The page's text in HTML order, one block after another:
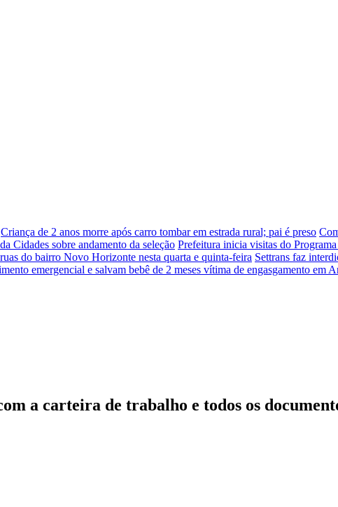
Criança de 2 anos morre após carro tombar em estrada rural; pai é preso
Cidades sobre andamento da seleção Prefeitura inicia visitas do
do bairro Novo Horizonte nesta quarta e quinta-feira Settrans faz
emergencial e salvam bebê de 2 meses vítima de engasgamento em
a carteira de trabalho e todos os